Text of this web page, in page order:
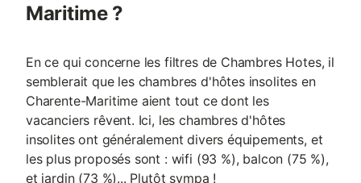
Maritime ?
En ce qui concerne les filtres de Chambres Hotes, il
semblerait que les chambres d'hôtes insolites en
Charente-Maritime aient tout ce dont les
vacanciers rêvent. Ici, les chambres d'hôtes
insolites ont généralement divers équipements, et
les plus proposés sont : wifi (93 %), balcon (75 %),
et jardin (73 %)... Plutôt sympa !